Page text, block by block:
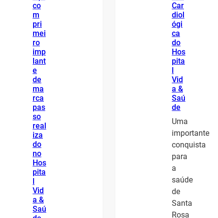
co
m
pri
mei
ro
imp
lant
e
de
ma
rca
pas
so
real
iza
do
no
Hos
pita
l
Vid
a &
Saú
Car
diol
ógi
ca
do
Hos
pita
l
Vid
a &
Saú
de
Uma
importante
conquista
para
a
saúde
de
Santa
Rosa